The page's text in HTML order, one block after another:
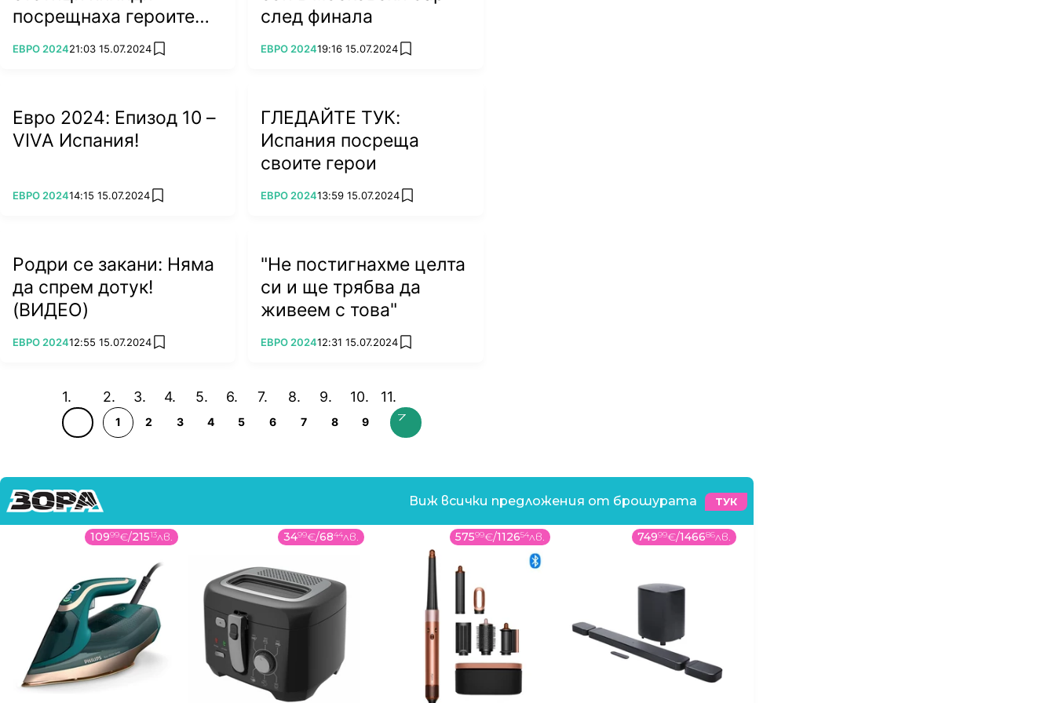
посрещнаха героите
(ВИДЕО)
ПОВЕЧЕ ОТ
ЕВРО 202421:03 15.07.2024 add favorites
след финала
ПОВЕЧЕ ОТ
ЕВРО 202419:16 15.07.2024 add favorites
Евро 2024: Епизод 10 –
VIVA Испания!
ПОВЕЧЕ ОТ
ЕВРО 202414:15 15.07.2024 add favorites
ГЛЕДАЙТЕ ТУК:
Испания посреща
своите герои
ПОВЕЧЕ ОТ
ЕВРО 202413:59 15.07.2024 add favorites
Родри се закани: Няма
да спрем дотук!
(ВИДЕО)
ПОВЕЧЕ ОТ
ЕВРО 202412:55 15.07.2024 add favorites
"Не постигнахме целта
си и ще трябва да
живеем с това"
ПОВЕЧЕ ОТ
ЕВРО 202412:31 15.07.2024 add favorites
1 2 3 4 5 6 7 8 9
Виж всички предложения от брошурата ТУК
10999€/21513лв. 3499€/6844лв. 57599€/112654лв. 74999€/146686лв.